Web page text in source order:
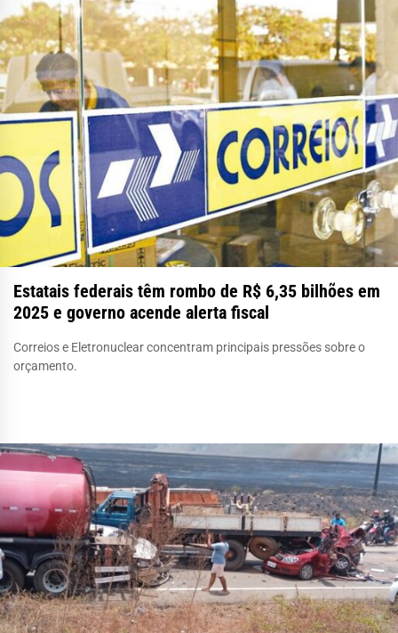
Estatais federais têm rombo de R$ 6,35 bilhões em
2025 e governo acende alerta fiscal
Correios e Eletronuclear concentram principais pressões sobre o
orçamento.